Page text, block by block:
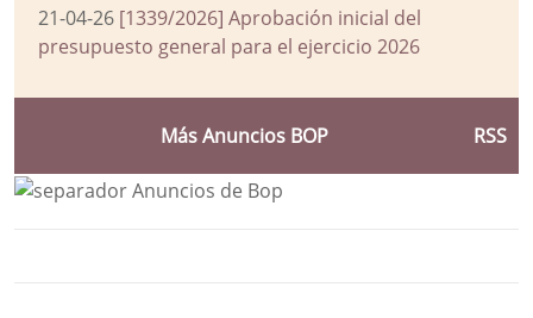
21-04-26 [1339/2026] Aprobación inicial del
presupuesto general para el ejercicio 2026
Más Anuncios BOP RSS